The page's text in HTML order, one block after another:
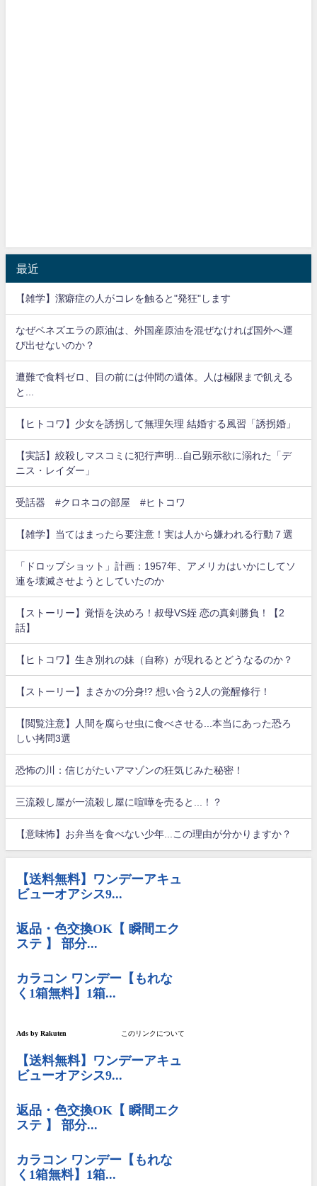
最近
【雑学】潔癖症の人がコレを触ると"発狂"します
なぜベネズエラの原油は、外国産原油を混ぜなければ国外へ運
び出せないのか？
遭難で食料ゼロ、目の前には仲間の遺体。人は極限まで飢える
と...
【ヒトコワ】少女を誘拐して無理矢理 結婚する風習「誘拐婚」
【実話】絞殺しマスコミに犯行声明...自己顕示欲に溺れた「デ
ニス・レイダー」
受話器 #クロネコの部屋 #ヒトコワ
【雑学】当てはまったら要注意！実は人から嫌われる行動７選
「ドロップショット」計画：1957年、アメリカはいかにしてソ
連を壊滅させようとしていたのか
【ストーリー】覚悟を決めろ！叔母VS姪 恋の真剣勝負！【2
話】
【ヒトコワ】生き別れの妹（自称）が現れるとどうなるのか？
【ストーリー】まさかの分身!? 想い合う2人の覚醒修行！
【閲覧注意】人間を腐らせ虫に食べさせる...本当にあった恐ろ
しい拷問3選
恐怖の川：信じがたいアマゾンの狂気じみた秘密！
三流殺し屋が一流殺し屋に喧嘩を売ると...！？
【意味怖】お弁当を食べない少年...この理由が分かりますか？